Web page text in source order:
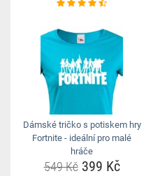
Dámské tričko s potiskem hry
Fortnite - ideální pro malé
hráče
549 Kč399 Kč